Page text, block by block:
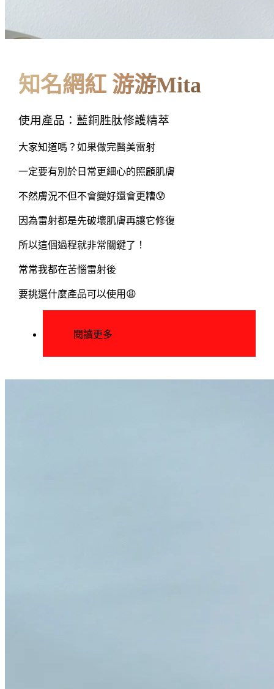
知名網紅 游游Mita
使用產品：藍銅胜肽修護精萃
大家知道嗎？如果做完醫美雷射
一定要有別於日常更細心的照顧肌膚
不然膚況不但不會變好還會更糟😰
因為雷射都是先破壞肌膚再讓它修復
所以這個過程就非常關鍵了！
常常我都在苦惱雷射後
要挑選什麼產品可以使用😩
閱讀更多